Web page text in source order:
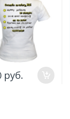
руб.